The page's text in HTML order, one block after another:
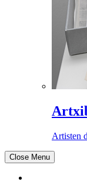
Artisten
Close Menu